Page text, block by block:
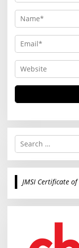
S
r
c
o
JMSI Certificate